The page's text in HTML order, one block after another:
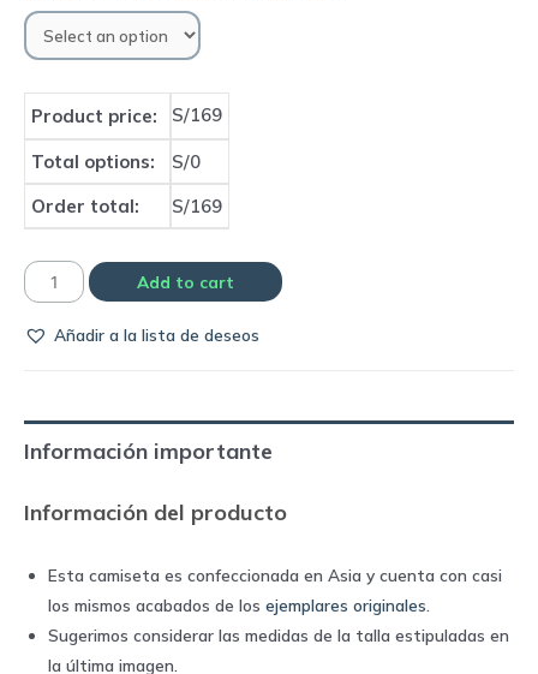
Product price: S/169
Total options:
S/0
Order total:
S/169
Camiseta
de
home
|
quantity
Add to cart
Añadir a la lista de deseos
Información importante
Información del producto
Esta camiseta es confeccionada en Asia y cuenta con casi
los mismos acabados de los ejemplares originales
Sugerimos considerar las medidas de la talla estipuladas en
la última imagen.